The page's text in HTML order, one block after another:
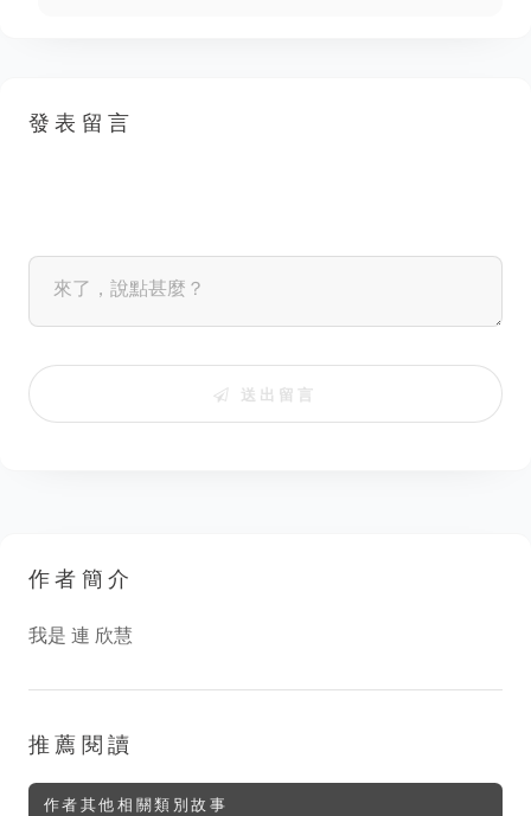
發表留言
送出留言
作者簡介
我是 連 欣慧
推薦閱讀
作者其他相關類別故事